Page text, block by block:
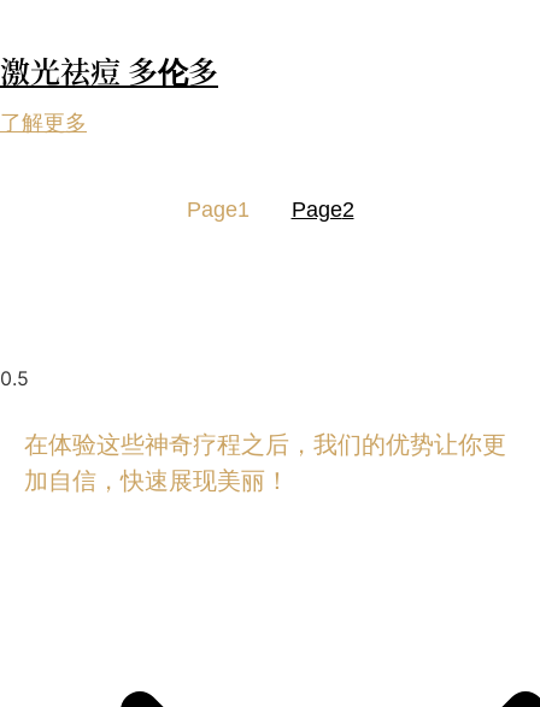
激光祛痘 多伦多
了解更多
Page1 Page2
在体验这些神奇疗程之后，我们的优势让你更
加自信，快速展现美丽！